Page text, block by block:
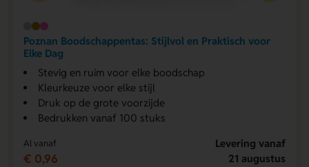
Poznan Boodschappentas: Stijlvol en Praktisch voor
Elke Dag
Stevig en ruim voor elke boodschap
Kleurkeuze voor elke stijl
Druk op de grote voorzijde
Bedrukken vanaf 100 stuks
Al vanaf
€ 0,96
Levering vanaf
21 augustus